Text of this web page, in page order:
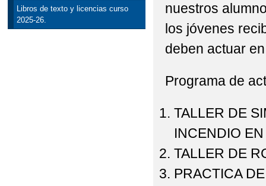
Libros de texto y licencias curso
2025-26.
nuestros
los jóvenes
deben actuar
Programa de
TALLER DE
INCENDIO
TALLER DE
PRACTICA